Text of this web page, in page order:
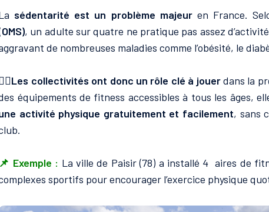
sédentarité est un problème majeuren France.
, un adulte sur quatre ne pratique pas assez
de nombreuses maladies comme l’obésité, le
Les collectivités ont donc un rôle clé à jouerdans la
équipements de fitness accessibles à tous les âges,
activité physique gratuitement et facilement, sans
📌 Exemple : La ville de Paisir (78) a installé 4 aires de
sportifs pour encourager l’exercice physique